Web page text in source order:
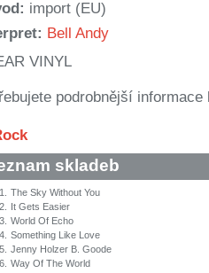
import (EU)
Bell Andy
VINYL
podrobnější
skladeb
1.
The Sky Without You
2.
It Gets Easier
3. World Of Echo
4. Something Like Love
5. Jenny Holzer B. Goode
6. Way Of The World